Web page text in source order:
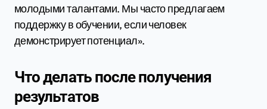
молодыми талантами. Мы часто предлагаем
поддержку в обучении, если человек
демонстрирует потенциал».
Что делать после получения
результатов